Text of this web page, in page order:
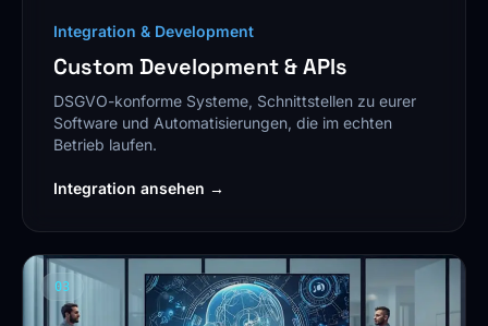
Integration & Development
Custom Development & APIs
DSGVO-konforme Systeme, Schnittstellen zu eurer
Software und Automatisierungen, die im echten
Betrieb laufen.
Integration ansehen →
03